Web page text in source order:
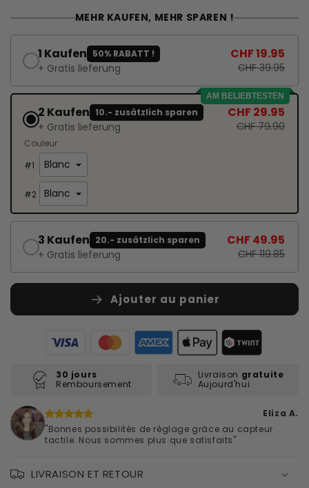
MEHR KAUFEN, MEHR SPAREN !
1 Kaufen 50% RABATT !
+ Gratis lieferung
CHF 19.95
CHF 39.95
AM BELIEBTESTEN
2 Kaufen 10.- zusätzlich sparen
+ Gratis lieferung
CHF 29.95
CHF 79.90
Couleur
#1
#2
3 Kaufen 20.- zusätzlich sparen
+ Gratis lieferung
CHF 49.95
CHF 119.85
Ajouter au panier
30 jours
Remboursement
Livraison gratuite
Aujourd'hui
Eliza A.
"Bonnes possibilités de réglage grâce au capteur
tactile. Nous sommes plus que satisfaits"
LIVRAISON ET RETOUR